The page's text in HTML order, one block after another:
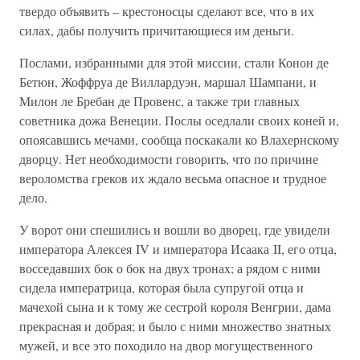
твердо объявить – крестоносцы сделают все, что в их
силах, дабы получить причитающиеся им деньги.
Послами, избранными для этой миссии, стали Конон де
Бетюн, Жоффруа де Виллардуэн, маршал Шампани, и
Милон ле Бребан де Провенс, а также три главных
советника дожа Венеции. Послы оседлали своих коней и,
опоясавшись мечами, сообща поскакали ко Влахернскому
дворцу. Нет необходимости говорить, что по причине
вероломства греков их ждало весьма опасное и трудное
дело.
У ворот они спешились и вошли во дворец, где увидели
императора Алексея IV и императора Исаака II, его отца,
восседавших бок о бок на двух тронах; а рядом с ними
сидела императрица, которая была супругой отца и
мачехой сына и к тому же сестрой короля Венгрии, дама
прекрасная и добрая; и было с ними множество знатных
мужей, и все это походило на двор могущественного